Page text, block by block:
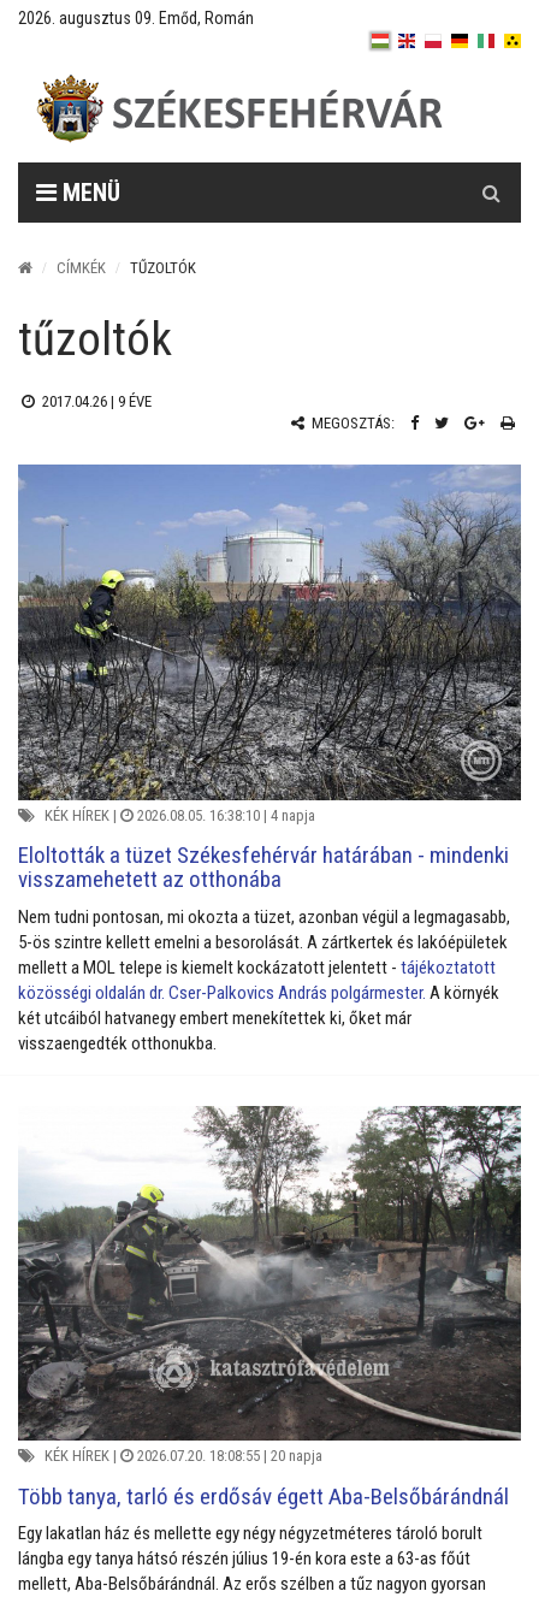
2026. augusztus 09. Emőd, Román
MENÜ
CÍMKÉK TŰZOLTÓK
tűzoltók
2017.04.26 | 9 ÉVE
MEGOSZTÁS:
KÉK HÍREK | 2026.08.05. 16:38:10 | 4 napja
Eloltották a tüzet Székesfehérvár határában - mindenki
visszamehetett az otthonába
Nem tudni pontosan, mi okozta a tüzet, azonban végül a legmagasabb,
5-ös szintre kellett emelni a besorolását. A zártkertek és lakóépületek
mellett a MOL telepe is kiemelt kockázatott jelentett - tájékoztatott
közösségi oldalán dr. Cser-Palkovics András polgármester. A környék
két utcáiból hatvanegy embert menekítettek ki, őket már
visszaengedték otthonukba.
KÉK HÍREK | 2026.07.20. 18:08:55 | 20 napja
Több tanya, tarló és erdősáv égett Aba-Belsőbárándnál
Egy lakatlan ház és mellette egy négy négyzetméteres tároló borult
lángba egy tanya hátsó részén július 19-én kora este a 63-as főút
mellett, Aba-Belsőbárándnál. Az erős szélben a tűz nagyon gyorsan